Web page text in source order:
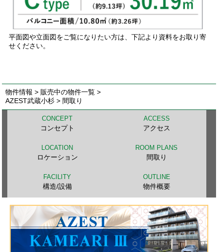
平面図や立面図をご覧になりたい方は、下記より資料をお取り寄
せください。
物件情報 > 販売中の物件一覧 >
AZEST武蔵小杉 > 間取り
CONCEPT
コンセプト
ACCESS
アクセス
LOCATION
ロケーション
ROOM PLANS
間取り
FACILITY
構造/設備
OUTLINE
物件概要